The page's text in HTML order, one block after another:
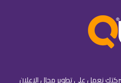
نعمل على تطوير مجال الإعلان